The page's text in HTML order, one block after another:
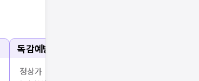
독감예방접종
정상가